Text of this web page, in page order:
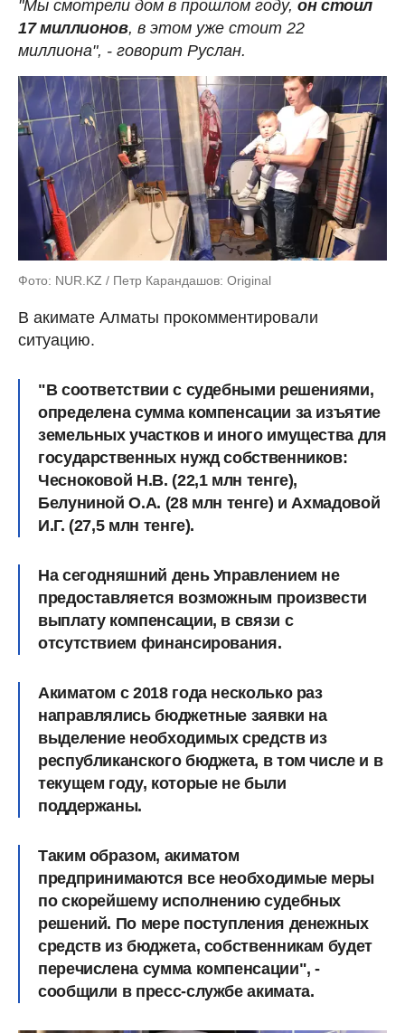
"Мы смотрели дом в прошлом году, он стоил
17 миллионов, в этом уже стоит 22
миллиона", - говорит Руслан.
Фото: NUR.KZ / Петр Карандашов: Original
В акимате Алматы прокомментировали
ситуацию.
"В соответствии с судебными решениями,
определена сумма компенсации за изъятие
земельных участков и иного имущества для
государственных нужд собственников:
Чесноковой Н.В. (22,1 млн тенге),
Белуниной О.А. (28 млн тенге) и Ахмадовой
И.Г. (27,5 млн тенге).
На сегодняшний день Управлением не
предоставляется возможным произвести
выплату компенсации, в связи с
отсутствием финансирования.
Акиматом с 2018 года несколько раз
направлялись бюджетные заявки на
выделение необходимых средств из
республиканского бюджета, в том числе и в
текущем году, которые не были
поддержаны.
Таким образом, акиматом
предпринимаются все необходимые меры
по скорейшему исполнению судебных
решений. По мере поступления денежных
средств из бюджета, собственникам будет
перечислена сумма компенсации", -
сообщили в пресс-службе акимата.